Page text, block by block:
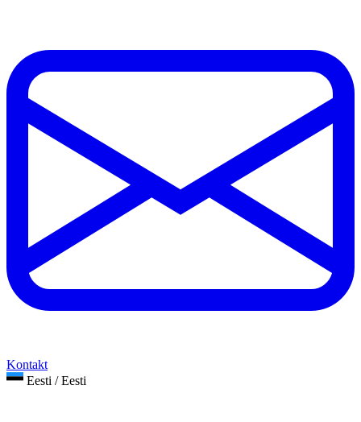
Kontakt
Eesti / Eesti